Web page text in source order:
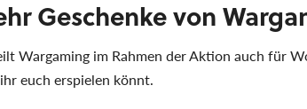
Geschenke von
Wargaming im Rahmen der Aktion auch für
euch erspielen könnt.